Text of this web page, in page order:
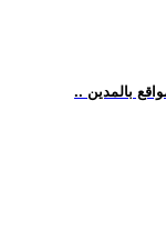
بالمدين